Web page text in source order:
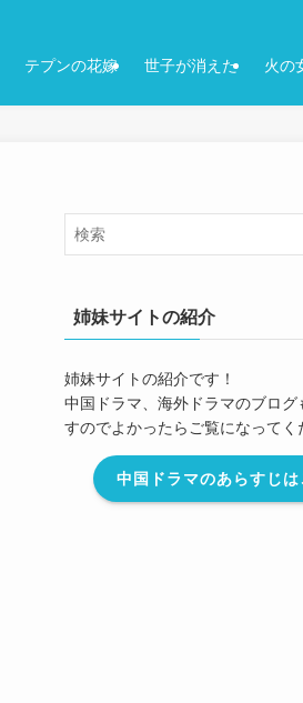
テプンの花嫁 世子が消えた 火の
姉妹サイトの紹介
姉妹サイトの紹介です！
中国ドラマ、海外ドラマのブログ
すのでよかったらご覧になってく
中国ドラマのあらすじは